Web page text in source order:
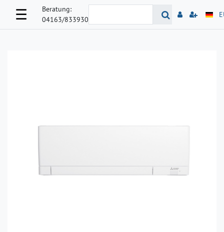
☰
Beratung:
04163/833930